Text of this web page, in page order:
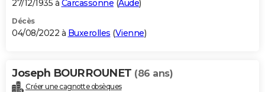
27/12/1935 à Carcassonne (Aude)
Décès
04/08/2022 à Buxerolles (Vienne)
Joseph BOURROUNET (86 ans)
Créer une cagnotte obsèques